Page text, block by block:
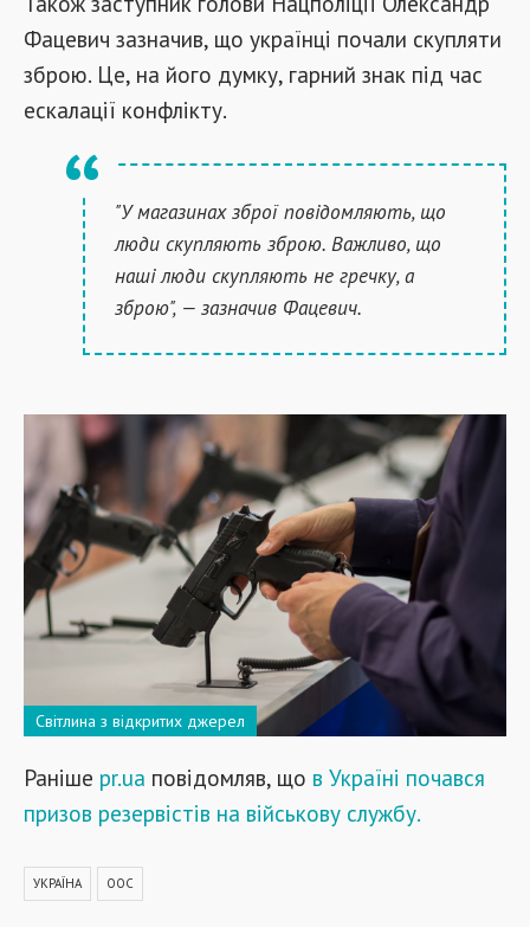
Фацевич зазначив, що українці почали скупляти
зброю. Це, на його думку, гарний знак під час
ескалації конфлікту.
"У магазинах зброї повідомляють, що
люди скупляють зброю. Важливо, що
наші люди скупляють не гречку, а
зброю", — зазначив Фацевич.
Світлина з відкритих джерел
Раніше pr.ua повідомляв, що в Україні почався
призов резервістів на військову службу.
УКРАЇНА ООС